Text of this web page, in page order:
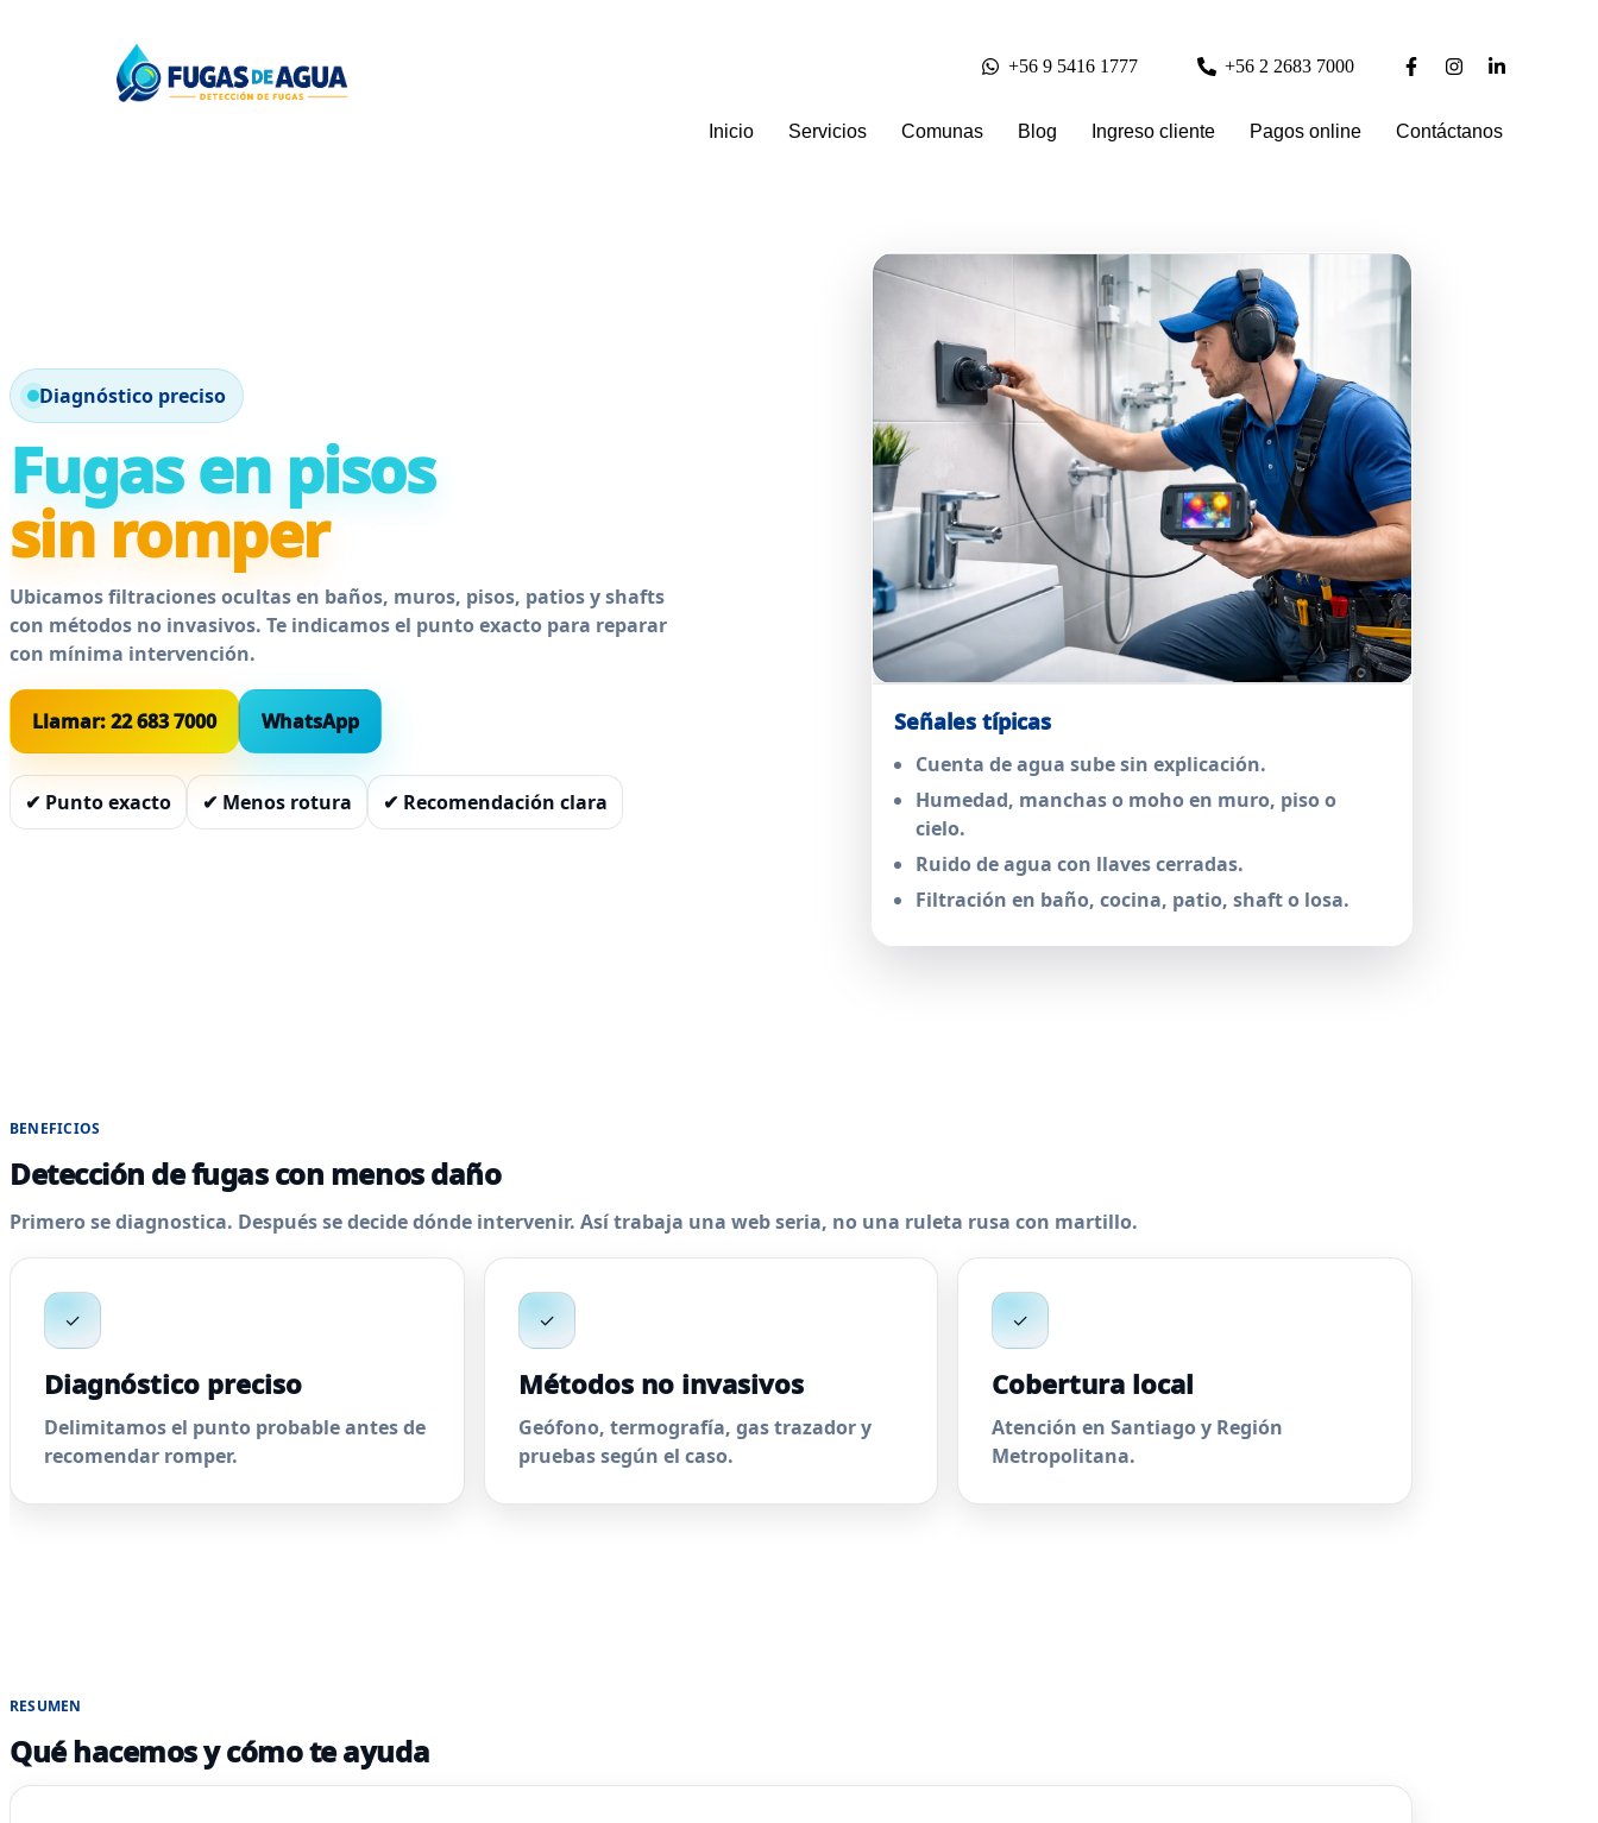
+56 9 5416 1777 +56 2 2683 7000
Inicio Servicios Comunas Blog Ingreso cliente Pagos online Contáctanos
Diagnóstico preciso
Fugas en pisos
sin romper
Ubicamos filtraciones ocultas en baños, muros, pisos, patios y shafts
con métodos no invasivos. Te indicamos el punto exacto para reparar
con mínima intervención.
Llamar: 22 683 7000 WhatsApp
✔ Punto exacto ✔ Menos rotura ✔ Recomendación clara
Señales típicas
Cuenta de agua sube sin explicación.
Humedad, manchas o moho en muro, piso o
cielo.
Ruido de agua con llaves cerradas.
Filtración en baño, cocina, patio, shaft o losa.
BENEFICIOS
Detección de fugas con menos daño
Primero se diagnostica. Después se decide dónde intervenir. Así trabaja una web seria, no una ruleta rusa con martillo.
✓
Diagnóstico preciso
Delimitamos el punto probable antes de
recomendar romper.
✓
Métodos no invasivos
Geófono, termografía, gas trazador y
pruebas según el caso.
✓
Cobertura local
Atención en Santiago y Región
Metropolitana.
RESUMEN
Qué hacemos y cómo te ayuda